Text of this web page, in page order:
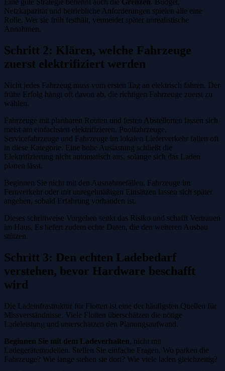
Eine gute Strategie benennt auch die Grenzen. Budget,
Netzkapazität und betriebliche Anforderungen spielen alle eine
Rolle. Wer sie früh festhält, vermeidet später unrealistische
Annahmen.
Schritt 2: Klären, welche Fahrzeuge
zuerst elektrifiziert werden
Nicht jedes Fahrzeug muss vom ersten Tag an elektrisch fahren. Der
frühe Erfolg hängt oft davon ab, die richtigen Fahrzeuge zuerst zu
wählen.
Fahrzeuge mit planbaren Routen und festen Abstellorten lassen sich
meist am einfachsten elektrifizieren. Poolfahrzeuge,
Servicefahrzeuge und Fahrzeuge im lokalen Lieferverkehr fallen oft
in diese Kategorie. Eine hohe Auslastung schließt die
Elektrifizierung nicht automatisch aus, solange sich das Laden
planen lässt.
Beginnen Sie nicht mit den Ausnahmefällen. Fahrzeuge im
Fernverkehr oder mit unregelmäßigen Einsätzen lassen sich später
angehen, sobald Erfahrung vorhanden ist.
Dieses schrittweise Vorgehen senkt das Risiko und schafft Vertrauen
im Haus. Es liefert zudem echte Daten, die den weiteren Ausbau
stützen.
Schritt 3: Den echten Ladebedarf
verstehen, bevor Hardware beschafft
wird
Die Ladeinfrastruktur für Flotten ist eine der häufigsten Quellen für
Missverständnisse. Viele Flotten überschätzen die nötige
Ladeleistung und unterschätzen den Planungsaufwand.
Beginnen Sie mit dem Ladeverhalten, nicht mit
Ladegerätemodellen. Stellen Sie einfache Fragen. Wo parken die
Fahrzeuge? Wie lange stehen sie dort? Wie viele laden gleichzeitig?